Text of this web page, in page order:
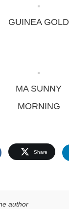
GUINEA GOLD
MA SUNNY
MORNING
Share
author